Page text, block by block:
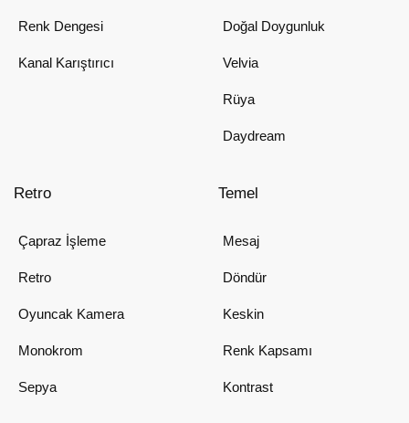
Renk Dengesi
Kanal Karıştırıcı
Doğal Doygunluk
Velvia
Rüya
Daydream
Retro
Çapraz İşleme
Retro
Oyuncak Kamera
Monokrom
Sepya
Temel
Mesaj
Döndür
Keskin
Renk Kapsamı
Kontrast